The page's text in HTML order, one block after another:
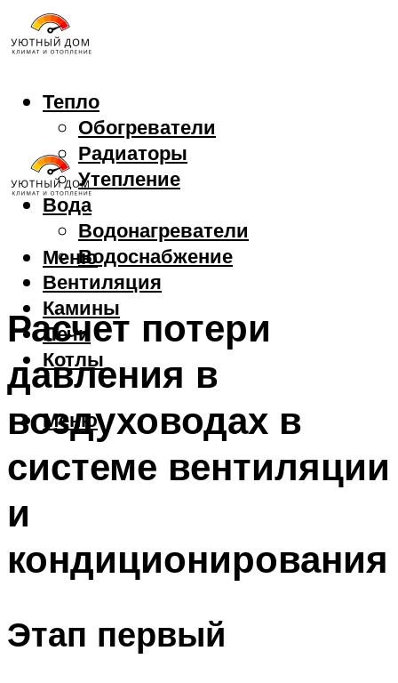
Тепло
Обогреватели
Радиаторы
Утепление
Вода
Водонагреватели
Водоснабжение
Вентиляция
Камины
Печи
Котлы
Меню
Меню
Расчет потери
давления в
воздуховодах в
системе вентиляции
и
кондиционирования
Этап первый